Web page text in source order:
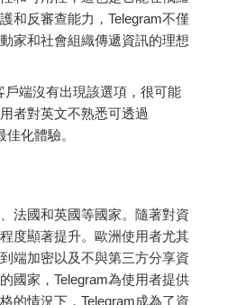
和反審查能力，Telegram不僅
家和社會組織傳遞資訊的理想
端沒有出現該選項，很可能
者對英文不熟悉可透過
化體驗。
法國和英國等國家。隨著對資
度顯著提升。歐洲使用者尤其
端加密以及不與第三方分享資
國家，Telegram為使用者提供
的情況下，Telegram成為了資